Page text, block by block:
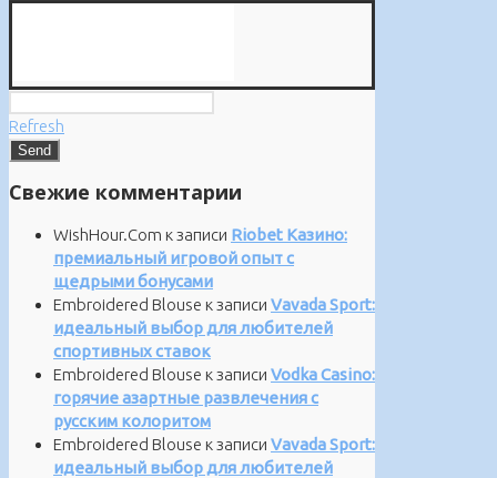
Refresh
Свежие комментарии
WishHour.Com к записи Riobet Казино:
премиальный игровой опыт с
щедрыми бонусами
Embroidered Blouse к записи Vavada Sport:
идеальный выбор для любителей
спортивных ставок
Embroidered Blouse к записи Vodka Casino:
горячие азартные развлечения с
русским колоритом
Embroidered Blouse к записи Vavada Sport:
идеальный выбор для любителей